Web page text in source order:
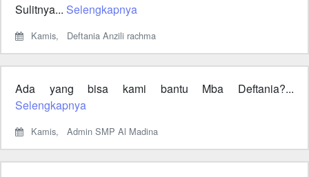
Sulitnya... Selengkapnya
Kamis, Deftania Anzili rachma
Ada yang bisa kami bantu Mba Deftania?...
Selengkapnya
Kamis, Admin SMP Al Madina